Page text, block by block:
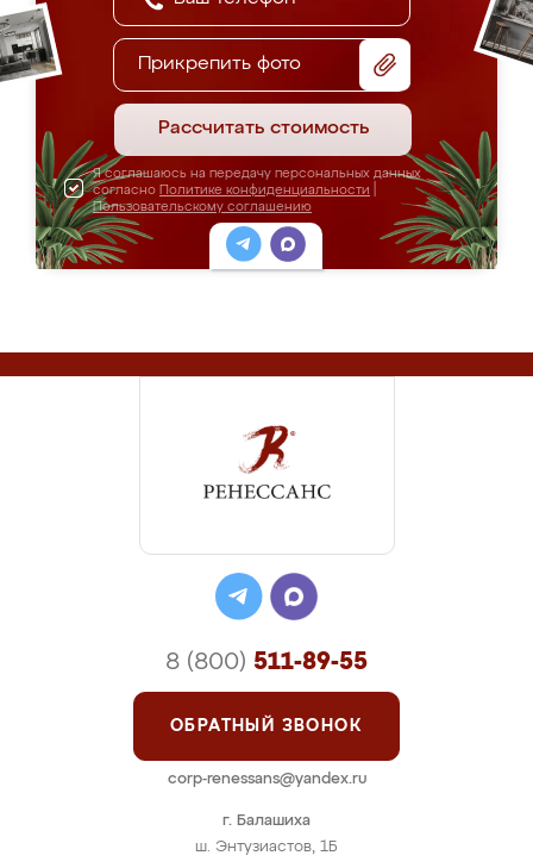
Прикрепить фото
Рассчитать стоимость
Я соглашаюсь на передачу персональных данных
согласно Политике конфиденциальности
Пользовательскому соглашению
г. Балашиха
ш. Энтузиастов, 1Б
8 (800) 511-89-55
ОБРАТНЫЙ ЗВОНОК
corp-renessans@yandex.ru